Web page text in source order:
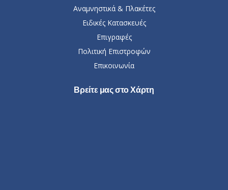
Αναμνηστικά & Πλακέτες
Ειδικές Κατασκευές
Επιγραφές
Πολιτική Επιστροφών
Επικοινωνία
Βρείτε μας στο Χάρτη